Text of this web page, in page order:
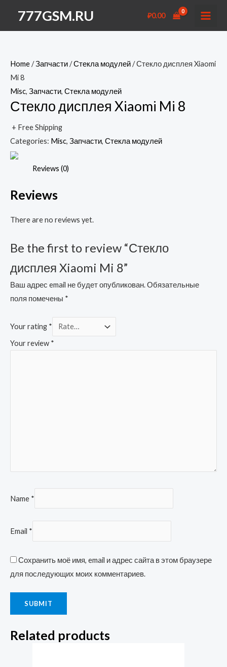
содержимому
777GSM.RU ₽0.00
Home/Запчасти/Стекла модулей/ Стекло дисплея Xiaomi
Mi 8
Misc, Запчасти, Стекла модулей
Стекло дисплея Xiaomi Mi 8
+ Free Shipping
Categories: Misc, Запчасти, Стекла модулей
Reviews (0)
Reviews
There are no reviews yet.
Be the first to review “Стекло
дисплея Xiaomi Mi 8”
Ваш адрес email не будет опубликован.Обязательные
поля помечены *
Your rating *
Your review *
Name *
Email *
Сохранить моё имя, email и адрес сайта в этом браузере
для последующих моих комментариев.
Related products